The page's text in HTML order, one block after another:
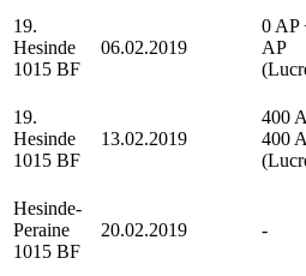
19.
Hesinde
1015 BF
06.02.2019
0 AP
AP
19.
Hesinde
1015 BF
13.02.2019
400
400
Hesinde-
Peraine
1015 BF
20.02.2019 -